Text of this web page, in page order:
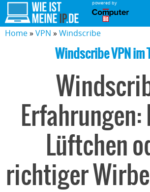
powered by
Home VPN Windscribe
Windscribe VPN im
Erfahrungen:
Lüftchen
richtiger